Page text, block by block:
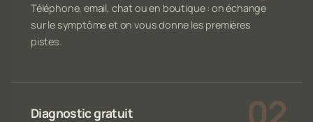
Téléphone, email, chat ou en boutique : on échange
sur le symptôme et on vous donne les premières
pistes.
Diagnostic gratuit